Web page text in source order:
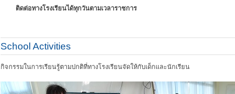
ติดต่อทางโรงเรียนได้ทุกวันตามเวลาราชการ
School Activities
กิจกรรมในการเรียนรู้ตามปกติที่ทางโรงเรียนจัดให้กับเด็กและนักเรียน